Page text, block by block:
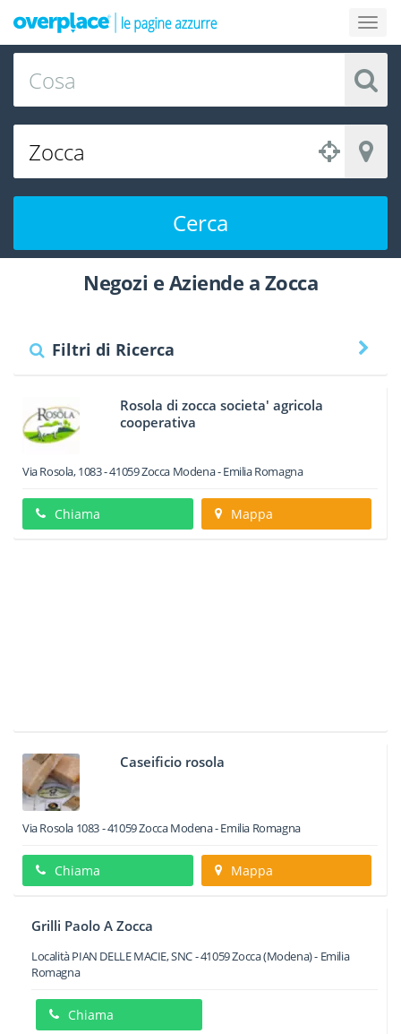
Cerca
Negozi e Aziende a Zocca
Filtri di Ricerca
Rosola di zocca societa' agricola
cooperativa
Via Rosola, 1083-41059Zocca Modena -Emilia Romagna
Chiama Mappa
Caseificio rosola
Via Rosola 1083-41059ZoccaModena -Emilia Romagna
Chiama Mappa
Grilli Paolo A Zocca
Località PIAN DELLE MACIE, SNC-41059Zocca(Modena) - Emilia
Romagna
Chiama